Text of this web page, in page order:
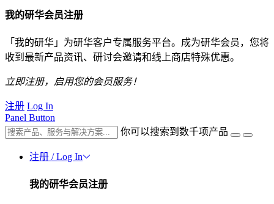
我的研华会员注册
「我的研华」为研华客户专属服务平台。成为研华会员，您将
收到最新产品资讯、研讨会邀请和线上商店特殊优惠。
立即注册，启用您的会员服务！
注册 Log In
Panel Button
你可以搜索到数千项产品
注册 / Log In
我的研华会员注册